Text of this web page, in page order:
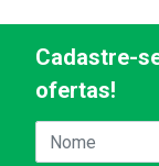
Cadastre-
ofertas!